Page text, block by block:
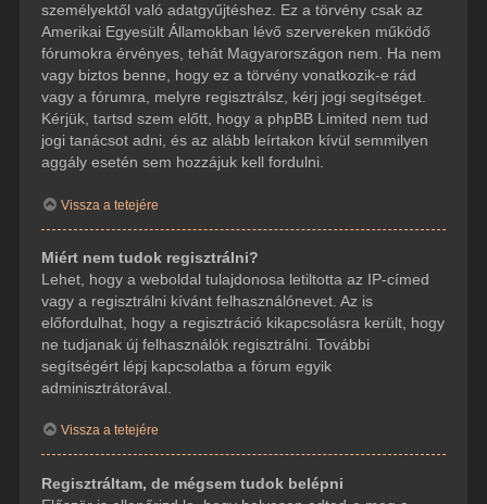
személyektől való adatgyűjtéshez. Ez a törvény csak az
Amerikai Egyesült Államokban lévő szervereken működő
fórumokra érvényes, tehát Magyarországon nem. Ha nem
vagy biztos benne, hogy ez a törvény vonatkozik-e rád
vagy a fórumra, melyre regisztrálsz, kérj jogi segítséget.
Kérjük, tartsd szem előtt, hogy a phpBB Limited nem tud
jogi tanácsot adni, és az alább leírtakon kívül semmilyen
aggály esetén sem hozzájuk kell fordulni.
Vissza a tetejére
Miért nem tudok regisztrálni?
Lehet, hogy a weboldal tulajdonosa letiltotta az IP-címed
vagy a regisztrálni kívánt felhasználónevet. Az is
előfordulhat, hogy a regisztráció kikapcsolásra került, hogy
ne tudjanak új felhasználók regisztrálni. További
segítségért lépj kapcsolatba a fórum egyik
adminisztrátorával.
Vissza a tetejére
Regisztráltam, de mégsem tudok belépni